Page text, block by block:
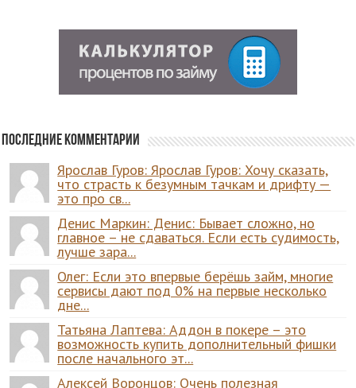
Последние комментарии
Ярослав Гуров: Ярослав Гуров: Хочу сказать,
что страсть к безумным тачкам и дрифту —
это про св...
Денис Маркин: Денис: Бывает сложно, но
главное – не сдаваться. Если есть судимость,
лучше зара...
Олег: Если это впервые берёшь займ, многие
сервисы дают под 0% на первые несколько
дне...
Татьяна Лаптева: Аддон в покере – это
возможность купить дополнительный фишки
после начального эт...
Алексей Воронцов: Очень полезная